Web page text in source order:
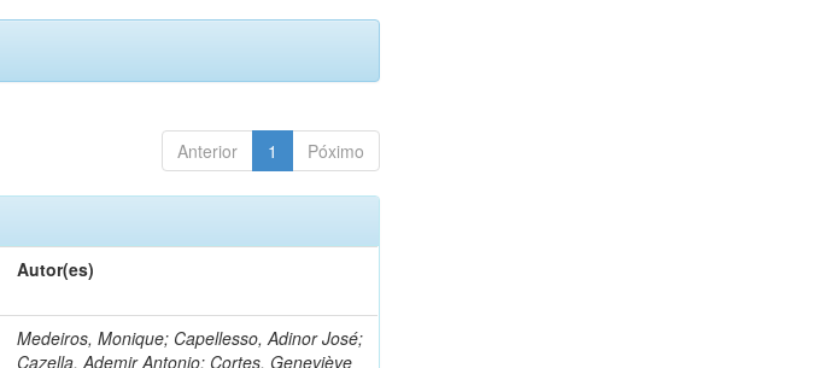
Anterior 1 Póximo
Autor(es)
Medeiros, Monique; Capellesso, Adinor José;
Cazella, Ademir Antonio; Cortes, Geneviève